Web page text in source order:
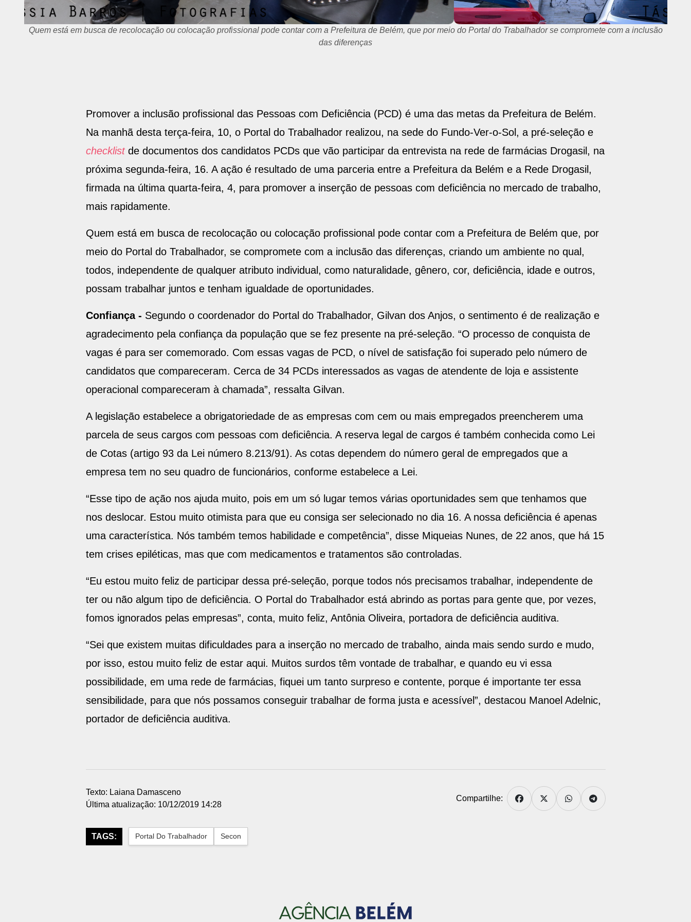
Quem está em busca de recolocação ou colocação profissional pode contar com a Prefeitura de Belém, que por meio do Portal do Trabalhador se compromete com a inclusão
das diferenças
Promover a inclusão profissional das Pessoas com Deficiência (PCD) é uma das metas da Prefeitura de Belém.
Na manhã desta terça-feira, 10, o Portal do Trabalhador realizou, na sede do Fundo-Ver-o-Sol, a pré-seleção e
checklistde documentos dos candidatos PCDs que vão participar da entrevista na rede de farmácias Drogasil, na
próxima segunda-feira, 16. A ação é resultado de uma parceria entre a Prefeitura da Belém e a Rede Drogasil,
firmada na última quarta-feira, 4, para promover a inserção de pessoas com deficiência no mercado de trabalho,
mais rapidamente.
Quem está em busca de recolocação ou colocação profissional pode contar com a Prefeitura de Belém que, por
meio do Portal do Trabalhador, se compromete com a inclusão das diferenças, criando um ambiente no qual,
todos, independente de qualquer atributo individual, como naturalidade, gênero, cor, deficiência, idade e outros,
possam trabalhar juntos e tenham igualdade de oportunidades.
Confiança - Segundo o coordenador do Portal do Trabalhador, Gilvan dos Anjos, o sentimento é de realização e
agradecimento pela confiança da população que se fez presente na pré-seleção. “O processo de conquista de
vagas é para ser comemorado. Com essas vagas de PCD, o nível de satisfação foi superado pelo número de
candidatos que compareceram. Cerca de 34 PCDs interessados as vagas de atendente de loja e assistente
operacional compareceram à chamada”, ressalta Gilvan.
A legislação estabelece a obrigatoriedade de as empresas com cem ou mais empregados preencherem uma
parcela de seus cargos com pessoas com deficiência. A reserva legal de cargos é também conhecida como Lei
de Cotas (artigo 93 da Lei número 8.213/91). As cotas dependem do número geral de empregados que a
empresa tem no seu quadro de funcionários, conforme estabelece a Lei.
“Esse tipo de ação nos ajuda muito, pois em um só lugar temos várias oportunidades sem que tenhamos que
nos deslocar. Estou muito otimista para que eu consiga ser selecionado no dia 16. A nossa deficiência é apenas
uma característica. Nós também temos habilidade e competência”, disse Miqueias Nunes, de 22 anos, que há 15
tem crises epiléticas, mas que com medicamentos e tratamentos são controladas.
“Eu estou muito feliz de participar dessa pré-seleção, porque todos nós precisamos trabalhar, independente de
ter ou não algum tipo de deficiência. O Portal do Trabalhador está abrindo as portas para gente que, por vezes,
fomos ignorados pelas empresas”, conta, muito feliz, Antônia Oliveira, portadora de deficiência auditiva.
“Sei que existem muitas dificuldades para a inserção no mercado de trabalho, ainda mais sendo surdo e mudo,
por isso, estou muito feliz de estar aqui. Muitos surdos têm vontade de trabalhar, e quando eu vi essa
possibilidade, em uma rede de farmácias, fiquei um tanto surpreso e contente, porque é importante ter essa
sensibilidade, para que nós possamos conseguir trabalhar de forma justa e acessível”, destacou Manoel Adelnic,
portador de deficiência auditiva.
Texto: Laiana Damasceno
Última atualização: 10/12/2019 14:28
Compartilhe:
TAGS: Portal Do Trabalhador Secon